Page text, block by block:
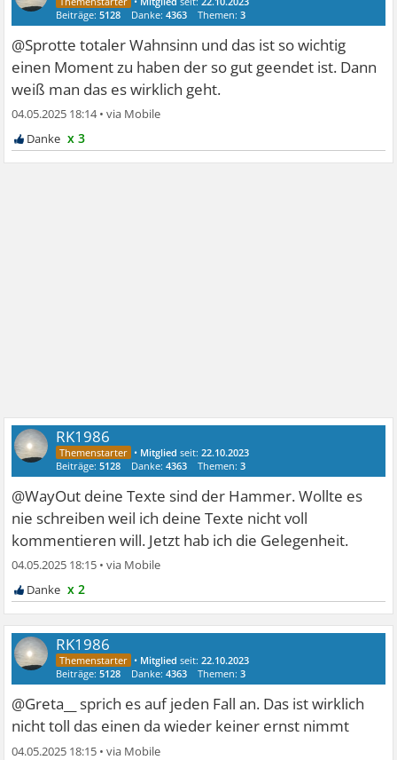
Beiträge:5128 Danke:4363 Themen:3
@Sprotte totaler Wahnsinn und das ist so wichtig
einen Moment zu haben der so gut geendet ist. Dann
weiß man das es wirklich geht.
04.05.2025 18:14•
x 3
RK1986
• Mitglied seit:22.10.2023
Beiträge:5128 Danke:4363 Themen:3
@WayOut deine Texte sind der Hammer. Wollte es
nie schreiben weil ich deine Texte nicht voll
kommentieren will. Jetzt hab ich die Gelegenheit.
04.05.2025 18:15 •
x 2
RK1986
• Mitglied seit:22.10.2023
Beiträge:5128 Danke:4363 Themen:3
@Greta__ sprich es auf jeden Fall an. Das ist wirklich
nicht toll das einen da wieder keiner ernst nimmt
04.05.2025 18:15 •